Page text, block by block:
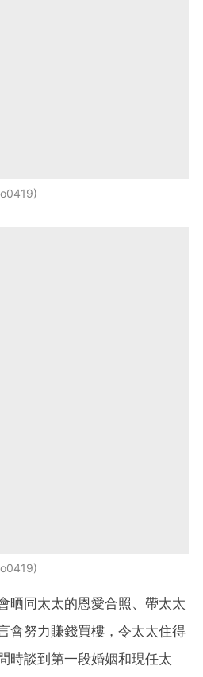
晒同太太的恩愛合照、帶太太
會努力賺錢買樓，令太太住得
時談到第一段婚姻和現任太